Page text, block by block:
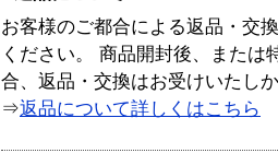
お客様のご都合による返品・交
ください。 商品開封後、または
合、返品・交換はお受けいたし
⇒返品について詳しくはこちら